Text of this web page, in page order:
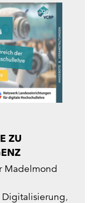
ZU
Madelmond
Digitalisierung,